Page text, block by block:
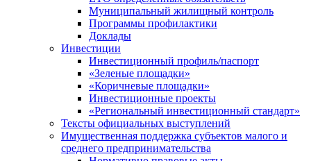
Муниципальный жилищный контроль
Программы профилактики
Доклады
Инвестиции
Инвестиционный профиль/паспорт
«Зеленые площадки»
«Коричневые площадки»
Инвестиционные проекты
«Региональный инвестиционный стандарт»
Тексты официальных выступлений
Имущественная поддержка субъектов малого и
среднего предпринимательства